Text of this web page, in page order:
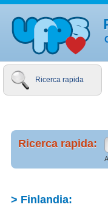
Ricerca rapida
Ricerca rapida:
> Finlandia: